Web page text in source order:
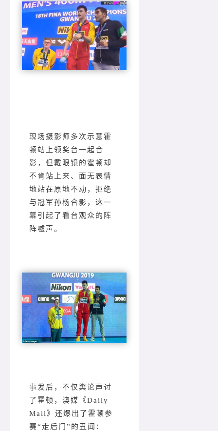
现场摄影师多次示意霍
顿站上领奖台一起合
影，但戴眼镜的霍顿却
不肯站上来、面无表情
地站在原地不动，拒绝
与冠军孙杨合影，这一
幕引起了看台观众的阵
阵嘘声。
事发后，不仅舆论声讨
了霍顿，澳媒《Daily
Mail》还爆出了霍顿参
赛“走后门”的丑闻：